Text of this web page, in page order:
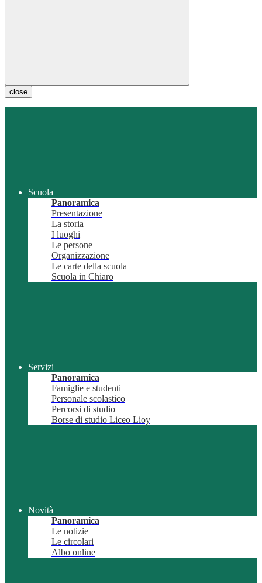
close
Scuola
Panoramica
Presentazione
La storia
I luoghi
Le persone
Organizzazione
Le carte della scuola
Scuola in Chiaro
Servizi
Panoramica
Famiglie e studenti
Personale scolastico
Percorsi di studio
Borse di studio Liceo Lioy
Novità
Panoramica
Le notizie
Le circolari
Albo online